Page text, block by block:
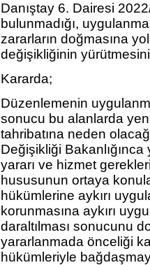
Danıştay 6. Dairesi
bulunmadığı,
zararların doğmasına
değişikliğinin
Kararda;
Düzenlemenin
sonucu bu alanlarda
tahribatına neden
Değişikliği
yararı ve hizmet
hususunun ortaya
hükümlerine aykırı
korunmasına aykırı
daraltılması sonucunu
yararlanmada önceliği
hükümleriyle